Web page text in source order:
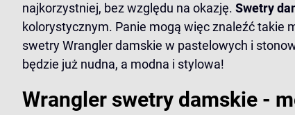
najkorzystniej, bez względu na okazję. Swetry
kolorystycznym. Panie mogą więc znaleźć takie
swetry Wrangler damskie w pastelowych i
będzie już nudna, a modna i stylowa!
Wrangler swetry damskie -